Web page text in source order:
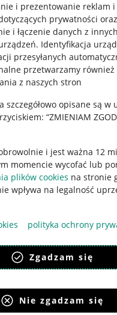
i prezentowanie reklam
prywatności
i łączenie danych z
. Identyfikacja
przesyłanych
przetwarzamy również
z naszych stron
szczegółowo opisane są w
“ZMIENIAM
i jest ważna 12
momencie wycofać lub
plików cookies na stronie
wpływa na legalność
polityka ochrony
Zgadzam się
Nie zgadzam się
"cookies"
o Usługach Cyfrowych
oznacza akceptację